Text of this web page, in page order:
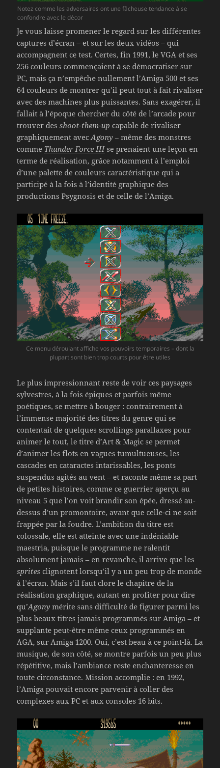
Notez comme les adversaires ont une fâcheuse tendance à se
confondre avec le décor
Je vous laisse promener le regard sur les différentes
captures d’écran – et sur les deux vidéos – qui
accompagnent ce test. Certes, fin 1991, le VGA et ses
256 couleurs commençaient à se démocratiser sur
PC, mais ça n’empêche nullement l’Amiga 500 et ses
64 couleurs de montrer qu’il peut tout à fait rivaliser
avec des machines plus puissantes. Sans exagérer, il
fallait à l’époque chercher du côté de l’arcade pour
trouver desshoot-them-up capable de rivaliser
graphiquement avecAgony – même des monstres
comme Thunder Force IIIse prenaient une leçon en
terme de réalisation, grâce notamment à l’emploi
d’une palette de couleurs caractéristique qui a
participé à la fois à l’identité graphique des
productions Psygnosis et de celle de l’Amiga.
Ce menu déroulant affiche vos pouvoirs temporaires – dont la
plupart sont bien trop courts pour être utiles
Le plus impressionnant reste de voir ces paysages
sylvestres, à la fois épiques et parfois même
poétiques, se mettre à bouger : contrairement à
l’immense majorité des titres du genre qui se
contentait de quelques scrollings parallaxes pour
animer le tout, le titre d’Art & Magic se permet
d’animer les flots en vagues tumultueuses, les
cascades en cataractes intarissables, les ponts
suspendus agités au vent – et raconte même sa part
de petites histoires, comme ce guerrier aperçu au
niveau 5 que l’on voit brandir son épée, dressé au-
dessus d’un promontoire, avant que celle-ci ne soit
frappée par la foudre. L’ambition du titre est
colossale, elle est atteinte avec une indéniable
maestria, puisque le programme ne ralentit
absolument jamais – en revanche, il arrive que les
sprites clignotent lorsqu’il y a un peu trop de monde
à l’écran. Mais s’il faut clore le chapitre de la
réalisation graphique, autant en profiter pour dire
qu’Agony mérite sans difficulté de figurer parmi les
plus beaux titres jamais programmés sur Amiga – et
supplante peut-être même ceux programmés en
AGA, sur Amiga 1200. Oui, c’est beau à ce point-là. La
musique, de son côté, se montre parfois un peu plus
répétitive, mais l’ambiance reste enchanteresse en
toute circonstance. Mission accomplie : en 1992,
l’Amiga pouvait encore parvenir à coller des
complexes aux PC et aux consoles 16 bits.